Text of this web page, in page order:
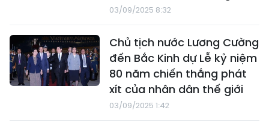
03/09/2025 8:32
Chủ tịch nước Lương Cường
đến Bắc Kinh dự Lễ kỷ niệm
80 năm chiến thắng phát
xít của nhân dân thế giới
03/09/2025 1:42